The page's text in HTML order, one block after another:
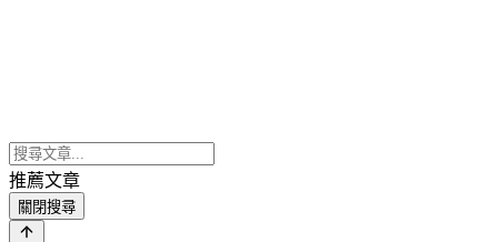
推薦文章
關閉搜尋